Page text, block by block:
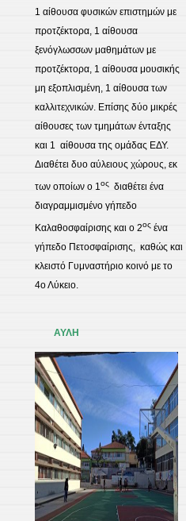
1 αίθουσα φυσικών επιστημών με
προτζέκτορα, 1 αίθουσα
ξενόγλωσσων μαθημάτων με
προτζέκτορα, 1 αίθουσα μουσικής
μη εξοπλισμένη, 1 αίθουσα των
καλλιτεχνικών. Επίσης δύο μικρές
αίθουσες των τμημάτων ένταξης
και 1 αίθουσα της ομάδας ΕΔΥ.
Διαθέτει δυο αύλειους χώρους, εκ
των οποίων ο 1ος διαθέτει ένα
διαγραμμισμένο γήπεδο
Καλαθοσφαίρισης και ο 2ος ένα
γήπεδο Πετοσφαίρισης, καθώς και
κλειστό Γυμναστήριο κοινό με το
4ο Λύκειο.
ΑΥΛΗ